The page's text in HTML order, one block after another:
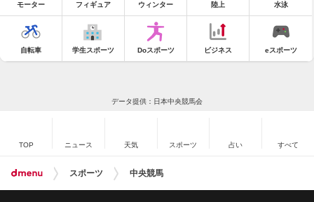
モーター フィギュア ウィンター 陸上 水泳
自転車 学生スポーツ Doスポーツ ビジネス eスポーツ
データ提供：日本中央競馬会
TOP ニュース 天気 スポーツ 占い すべて
スポーツ 中央競馬